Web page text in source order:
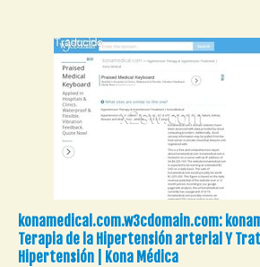
konamedical.com.w3cdomain.com:
Terapia de la Hipertensión arterial Y
Hipertensión | Kona Médica